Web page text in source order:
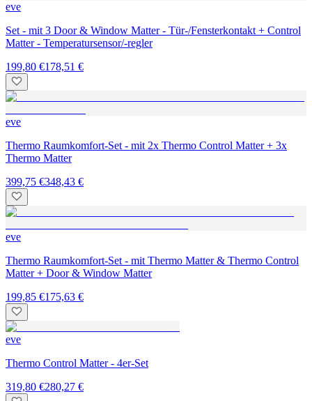
eve
Set - mit 3 Door & Window Matter - Tür-/Fensterkontakt + Control
Matter - Temperatursensor/-regler
199,80 €178,51 €
eve
Thermo Raumkomfort-Set - mit 2x Thermo Control Matter + 3x
Thermo Matter
399,75 €348,43 €
eve
Thermo Raumkomfort-Set - mit Thermo Matter & Thermo Control
Matter + Door & Window Matter
199,85 €175,63 €
eve
Thermo Control Matter - 4er-Set
319,80 €280,27 €